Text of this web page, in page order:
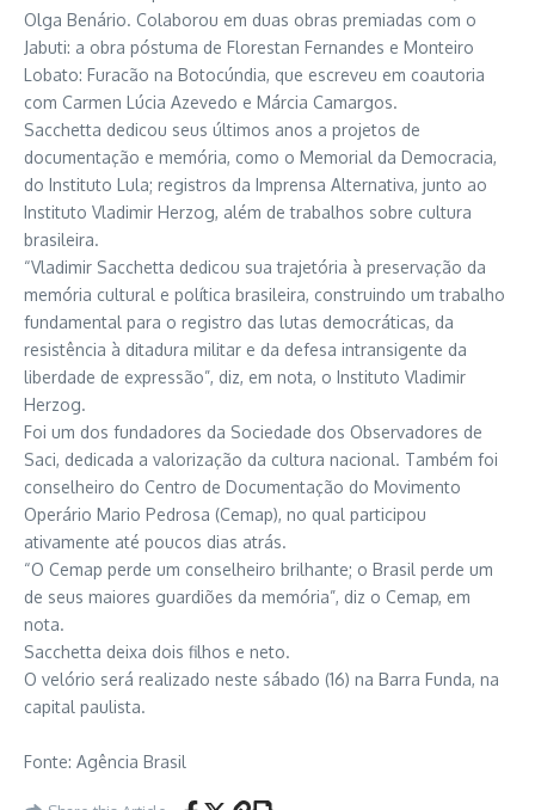
Olga Benário. Colaborou em duas obras premiadas com o
Jabuti: a obra póstuma de Florestan Fernandes e Monteiro
Lobato: Furacão na Botocúndia, que escreveu em coautoria
com Carmen Lúcia Azevedo e Márcia Camargos.
Sacchetta dedicou seus últimos anos a projetos de
documentação e memória, como o Memorial da Democracia,
do Instituto Lula; registros da Imprensa Alternativa, junto ao
Instituto Vladimir Herzog, além de trabalhos sobre cultura
brasileira.
“Vladimir Sacchetta dedicou sua trajetória à preservação da
memória cultural e política brasileira, construindo um trabalho
fundamental para o registro das lutas democráticas, da
resistência à ditadura militar e da defesa intransigente da
liberdade de expressão”, diz, em nota, o Instituto Vladimir
Herzog.
Foi um dos fundadores da Sociedade dos Observadores de
Saci, dedicada a valorização da cultura nacional. Também foi
conselheiro do Centro de Documentação do Movimento
Operário Mario Pedrosa (Cemap), no qual participou
ativamente até poucos dias atrás.
“O Cemap perde um conselheiro brilhante; o Brasil perde um
de seus maiores guardiões da memória”, diz o Cemap, em
nota.
Sacchetta deixa dois filhos e neto.
O velório será realizado neste sábado (16) na Barra Funda, na
capital paulista.
Fonte: Agência Brasil